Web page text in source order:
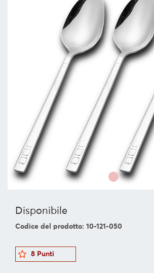
ORGANIZZAZIONE
DELLA
CUCINA
FOOD
CONTAINERS
BARBECUE
CHILDREN
Disponibile
Codice del prodotto: 10-121-050
8 Punti